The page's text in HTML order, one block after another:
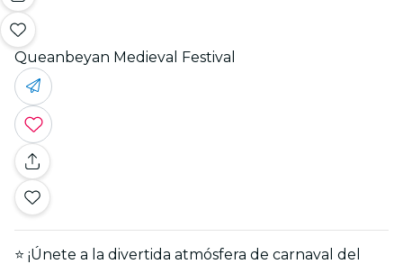
Queanbeyan Medieval Festival
⭐ ¡Únete a la divertida atmósfera de carnaval del